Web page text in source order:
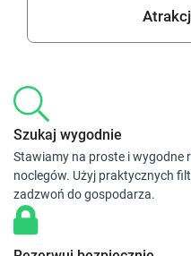
Szukaj wygodnie
Stawiamy na proste i wygodne
noclegów. Użyj praktycznych
zadzwoń do gospodarza.